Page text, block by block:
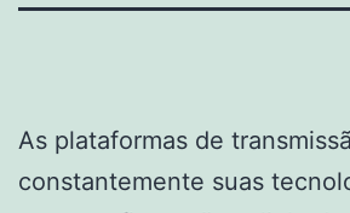
As plataformas de
constantemente suas